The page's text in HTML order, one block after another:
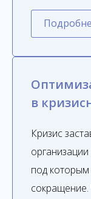
в
Кризис
под которым